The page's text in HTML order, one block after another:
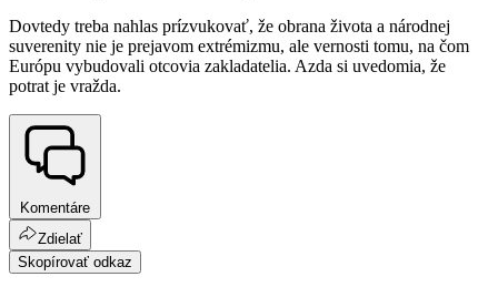
Dovtedy treba nahlas prízvukovať, že obrana života a národnej
suverenity nie je prejavom extrémizmu, ale vernosti tomu, na čom
Európu vybudovali otcovia zakladatelia. Azda si uvedomia, že
potrat je vražda.
Komentáre
Zdielať
Skopírovať odkaz